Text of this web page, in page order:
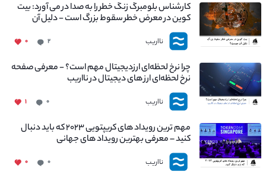
کارشناس بلومبرگ زنگ خطر را به صدا در می آورد: بیت
کوین در معرض خطر سقوط بزرگ است - دلیل آن
چیست؟
نااریب ۲ ۰
چرا نرخ لحظه‌ای ارزدیجیتال مهم است؟ - معرفی صفحه
نرخ لحظه‌ای ارز های دیجیتال در نااریب
نااریب ۰ ۱
مهم ترین رویداد های کریپتویی ۲۰۲۳ که باید دنبال
کنید – معرفی بهترین رویداد های جهانی
نااریب ۰ ۰